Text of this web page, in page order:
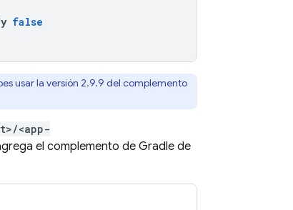
false
usar la versión 2.9.9 del complemento
<app-
el complemento de Gradle de